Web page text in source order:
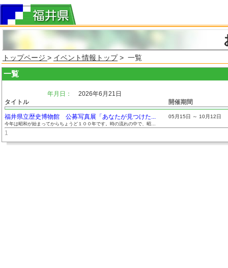
トップページ > イベント情報トップ> 一覧
一覧
年月日：
2026年6月21日
タイトル
開催期間
福井県立歴史博物館 公募写真展「あなたが見つけた... 05月15日 ～ 10月12日
今年は昭和が始まってからちょうど１００年です。時の流れの中で、昭...
1